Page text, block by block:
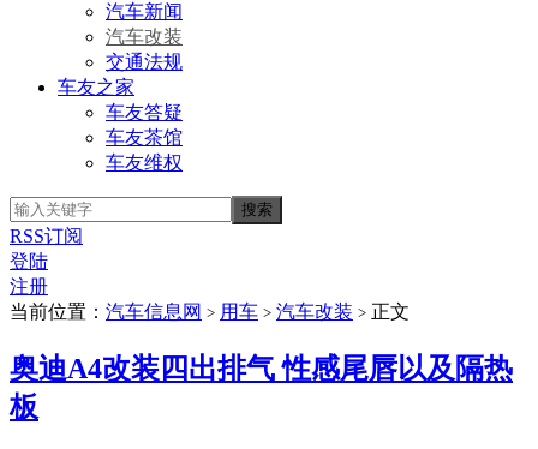
汽车新闻
汽车改装
交通法规
车友之家
车友答疑
车友茶馆
车友维权
RSS订阅
登陆
注册
当前位置： 汽车信息网 > 用车 > 汽车改装 > 正文
奥迪A4改装四出排气 性感尾唇以及隔热
板